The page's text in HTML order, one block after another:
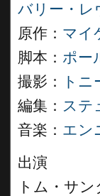
バリー・レ
原作： マイ
脚本： ポー
撮影：
ト
編集： ステ
音楽： エン
出演
トム・サン